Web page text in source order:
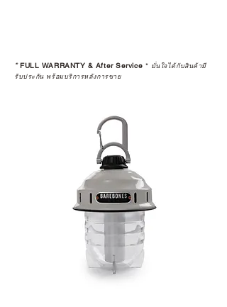
*FULL WARRANTY & After Service * มั่นใจได้กับสินค้ามี
รับประกัน พร้อมบริการหลังการขาย